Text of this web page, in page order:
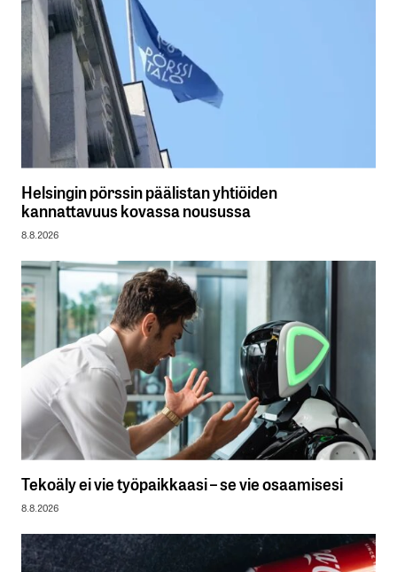
Helsingin pörssin päälistan yhtiöiden
kannattavuus kovassa nousussa
8.8.2026
Tekoäly ei vie työpaikkaasi – se vie osaamisesi
8.8.2026